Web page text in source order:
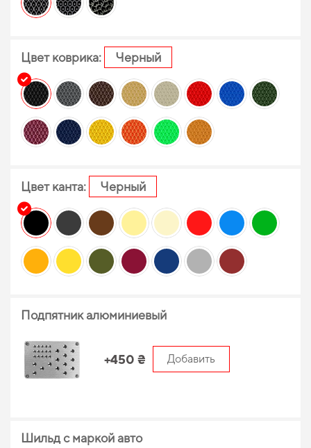
Цвет коврика: Черный
Цвет канта: Черный
Подпятник алюминиевый
+450 ₴ Добавить
Шильд с маркой авто